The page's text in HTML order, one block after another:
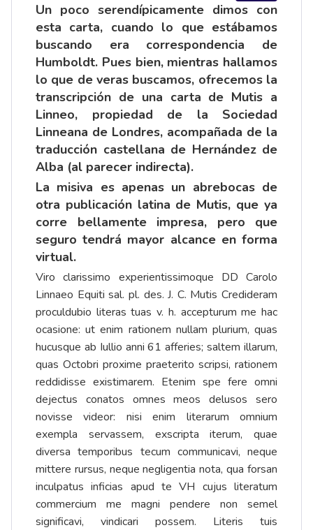
Un poco serendípicamente dimos con
esta carta, cuando lo que estábamos
buscando era correspondencia de
Humboldt. Pues bien, mientras hallamos
lo que de veras buscamos, ofrecemos la
transcripción de una carta de Mutis a
Linneo, propiedad de la Sociedad
Linneana de Londres, acompañada de la
traducción castellana de Hernández de
Alba (al parecer indirecta).
La misiva es apenas un abrebocas de
otra publicación latina de Mutis, que ya
corre bellamente impresa, pero que
seguro tendrá mayor alcance en forma
virtual.
Viro clarissimo experientissimoque DD Carolo
Linnaeo Equiti sal. pl. des. J. C. Mutis Credideram
proculdubio literas tuas v. h. accepturum me hac
ocasione: ut enim rationem nullam plurium, quas
hucusque ab Iullio anni 61 afferies; saltem illarum,
quas Octobri proxime praeterito scripsi, rationem
reddidisse existimarem. Etenim spe fere omni
dejectus conatos omnes meos delusos sero
novisse videor: nisi enim literarum omnium
exempla servassem, exscripta iterum, quae
diversa temporibus tecum communicavi, neque
mittere rursus, neque negligentia nota, qua forsan
inculpatus inficias apud te VH cujus literatum
commercium me magni pendere non semel
significavi, vindicari possem. Literis tuis